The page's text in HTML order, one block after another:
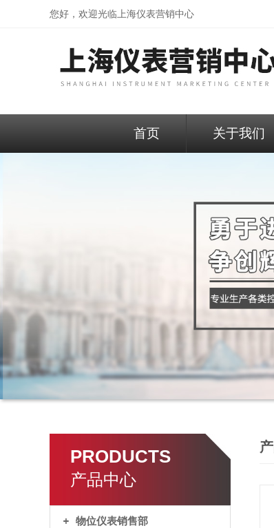
您好，欢迎光临上海仪表营销中心
首页 关于我们
PRODUCTS
产品中心
物位仪表销售部